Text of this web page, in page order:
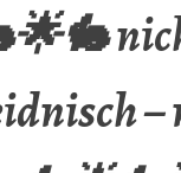
–